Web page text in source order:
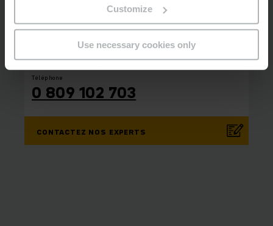
Customize
Use necessary cookies only
Technologie Lithium-ion
Téléphone
0 809 102 703
CONTACTEZ NOS EXPERTS